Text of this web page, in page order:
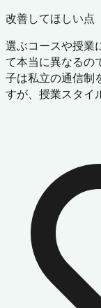
改善してほしい点
選ぶコースや授業
て本当に異なるの
子は私立の通信制
すが、授業スタイ